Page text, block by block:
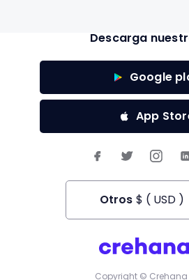
Descarga
Google
App
Otros $ ( USD )